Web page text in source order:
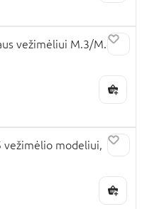
vežimėliui M.3/M.4,
vežimėlio modeliui,